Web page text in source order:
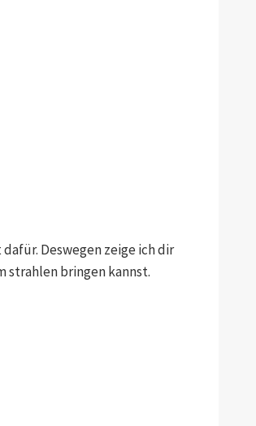
Deswegen zeige ich dir
strahlen bringen kannst.